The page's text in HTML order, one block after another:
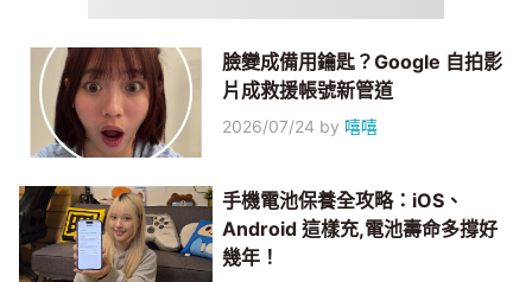
臉變成備用鑰匙？Google 自拍影
片成救援帳號新管道
2026/07/24 by 嘻嘻
手機電池保養全攻略：iOS、
Android 這樣充,電池壽命多撐好
幾年！